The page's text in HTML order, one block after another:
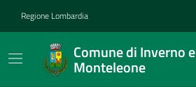
Regione Lombardia
Comune di Inverno e
Monteleone